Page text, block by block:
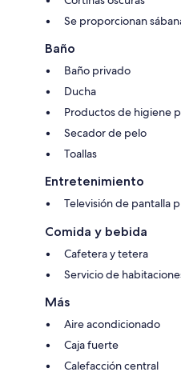
Se proporcionan
Baño
Baño privado
Ducha
Productos de higiene
Secador de pelo
Toallas
Entretenimiento
Televisión de pantalla
Comida y bebida
Cafetera y tetera
Servicio de
Más
Aire acondicionado
Caja fuerte
Calefacción central